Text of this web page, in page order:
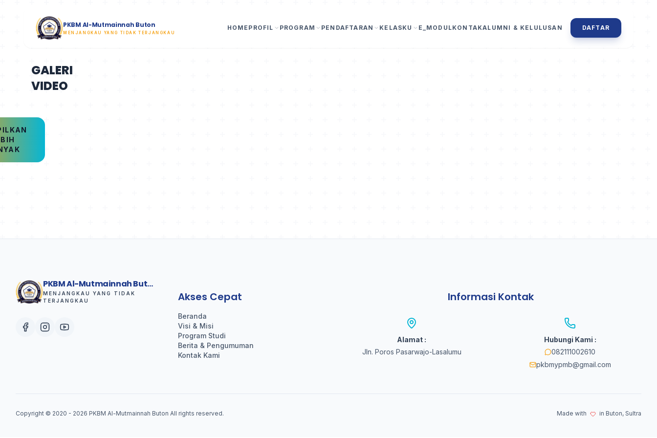
PKBM Al-Mutmainnah Buton
MENJANGKAU YANG TIDAK TERJANGKAU
HOME PROFIL PROGRAM PENDAFTARAN KELASKU E_MODULKONTAKALUMNI & KELULUSAN DAFTAR
GALERI
VIDEO
PKBM Al-Mutmainnah Buton
MENJANGKAU YANG TIDAK
TERJANGKAU
Akses Cepat
Beranda
Visi & Misi
Program Studi
Berita & Pengumuman
Kontak Kami
Informasi Kontak
Alamat :
Jln. Poros Pasarwajo-Lasalumu
Hubungi Kami :
082111002610
pkbmypmb@gmail.com
Copyright © 2020 - 2026 PKBM Al-Mutmainnah Buton All rights reserved. Made with in Buton, Sultra